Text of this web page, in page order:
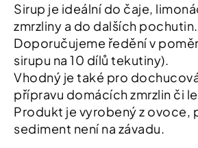
Sirup je ideální do čaje,
zmrzliny a do dalších pochutin.
Doporučujeme ředění v
sirupu na 10 dílů tekutiny).
Vhodný je také pro
přípravu domácích zmrzlin či
Produkt je vyrobený z ovoce,
sediment není na závadu.